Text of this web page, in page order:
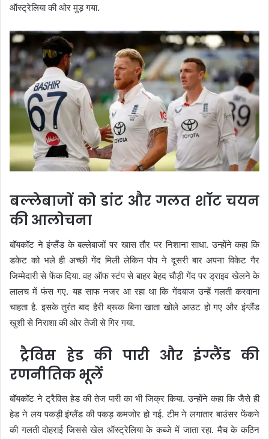
ऑस्ट्रेलिया की ओर मुड़ गया.
बल्लेबाजों को डांट और गलत शॉट चयन
की आलोचना
बॉयकॉट ने इंग्लैंड के बल्लेबाजों पर खास तौर पर निशाना साधा. उन्होंने कहा कि
डकेट को भले ही अच्छी गेंद मिली लेकिन पोप ने दूसरी बार अपना विकेट गैर
जिम्मेदारी से फेंक दिया. वह ऑफ स्टंप से बाहर बेहद चौड़ी गेंद पर ड्राइव खेलने के
लालच में फंस गए. यह साफ नजर आ रहा था कि गेंदबाज उन्हें गलती करवाना
चाहता है. इसके तुरंत बाद हैरी ब्रूक बिना खाता खोले आउट हो गए और इंग्लैंड
खुशी से निराशा की ओर तेजी से गिर गया.
ट्रैविस हेड की पारी और इंग्लैंड की
रणनीतिक भूलें
बॉयकॉट ने ट्रैविस हेड की तेज पारी का भी जिक्र किया. उन्होंने कहा कि जैसे ही
हेड ने लय पकड़ी इंग्लैंड की पकड़ कमजोर हो गई. टीम ने लगातार बाउंसर फेंकने
की गलती दोहराई जिससे खेल ऑस्ट्रेलिया के कब्जे में जाता रहा. मैच के कठिन